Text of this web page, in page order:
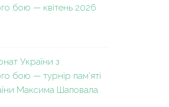
бою — квітень 2026
України з
бою — турнір пам’яті
Максима Шаповала.